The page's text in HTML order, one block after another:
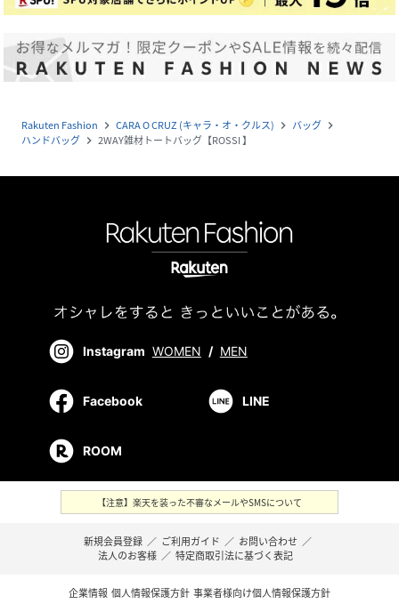
Rakuten Fashion navigate_next CARA O CRUZ (キャラ・オ・クルス) navigate_next バッグ navigate_next
ハンドバッグ navigate_next 2WAY雑材トートバッグ【ROSSI 】
Instagram WOMEN / MEN
Facebook LINE
ROOM
【注意】楽天を装った不審なメールやSMSについて
新規会員登録 ／ ご利用ガイド ／ お問い合わせ ／
法人のお客様 ／ 特定商取引法に基づく表記
企業情報 個人情報保護方針 事業者様向け個人情報保護方針